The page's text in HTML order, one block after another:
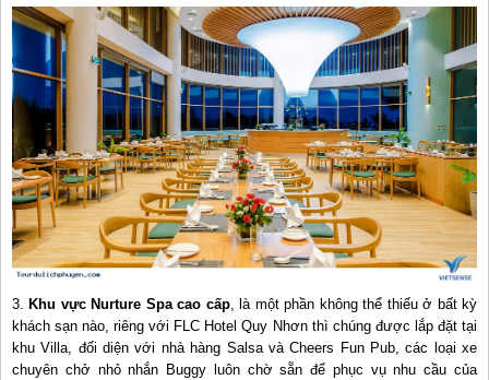
3. Khu vực Nurture Spa cao cấp, là một phần không thể thiếu ở bất kỳ
khách sạn nào, riêng với FLC Hotel Quy Nhơn thì chúng được lắp đặt tại
khu Villa, đối diện với nhà hàng Salsa và Cheers Fun Pub, các loại xe
chuyên chở nhỏ nhắn Buggy luôn chờ sẵn để phục vụ nhu cầu của